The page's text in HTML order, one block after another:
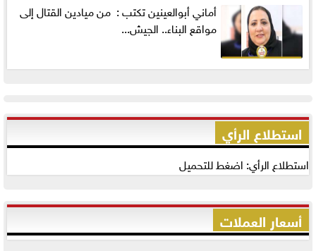
أماني‭ ‬أبوالعينين‭ ‬تكتب‭ : ‬ من ميادين القتال إلى
مواقع البناء.. الجيش...
استطلاع الرأي
استطلاع الرأي: اضغط للتحميل
أسعار العملات